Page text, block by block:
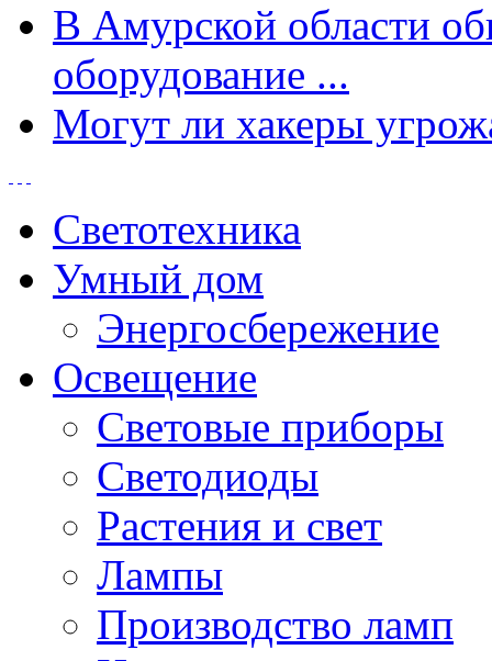
В Амурской области
оборудование ...
Могут ли хакеры
Светотехника
Умный дом
Энергосбережение
Освещение
Световые приборы
Светодиоды
Растения и свет
Лампы
Производство ламп